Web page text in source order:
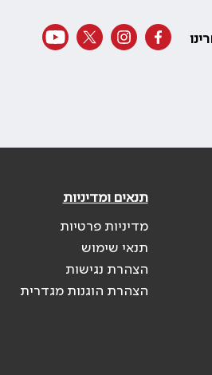
תנאים ומדיניות
מדיניות פרטיות
תנאי שימוש
הצהרת נגישות
הצהרת הוגנות מגדרית